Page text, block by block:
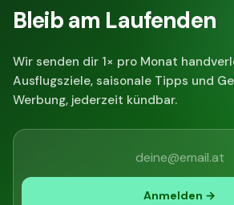
Bleib am Laufenden
Wir senden dir 1× pro Monat
Ausflugsziele, saisonale Tipps und
Werbung, jederzeit kündbar.
Anmelden →